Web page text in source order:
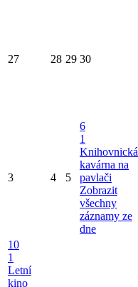
27 28 29 30
3 4 5
6
1
Knihovnická
kavárna na
pavlači
Zobrazit
všechny
záznamy ze
dne
10
1
Letní
kino